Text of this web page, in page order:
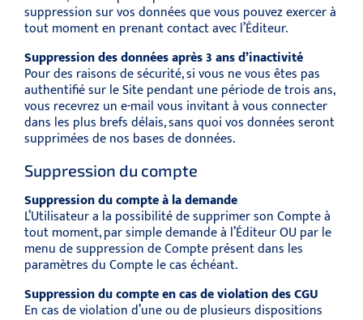
suppression sur vos données que vous pouvez exercer à
tout moment en prenant contact avec l’Éditeur.
Suppression des données après 3 ans d’inactivité
Pour des raisons de sécurité, si vous ne vous êtes pas
authentifié sur le Site pendant une période de trois ans,
vous recevrez un e-mail vous invitant à vous connecter
dans les plus brefs délais, sans quoi vos données seront
supprimées de nos bases de données.
Suppression du compte
Suppression du compte à la demande
L’Utilisateur a la possibilité de supprimer son Compte à
tout moment, par simple demande à l’Éditeur OU par le
menu de suppression de Compte présent dans les
paramètres du Compte le cas échéant.
Suppression du compte en cas de violation des CGU
En cas de violation d’une ou de plusieurs dispositions